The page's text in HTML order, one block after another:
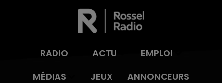
RADIO ACTU
EMPLOI
MÉDIAS
JEUX ANNONCEURS